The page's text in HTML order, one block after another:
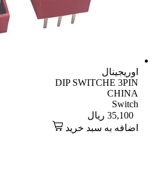
اوریجینال
DIP SWITCHE 3PIN
CHINA
Switch
35,100 ریال
اضافه به سبد خرید